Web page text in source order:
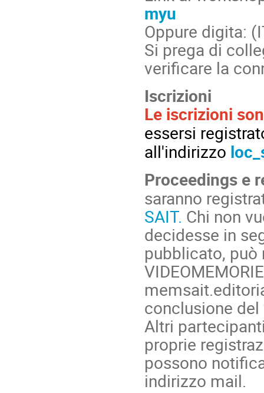
myu
Oppure digita:
Si prega di
verificare la
Iscrizioni
Le iscrizioni
essersi
all'indirizzo
Proceedings e
saranno
SAIT. Chi non
decidesse in
pubblicato,
conclusione
Altri
proprie
possono
indirizzo mail.